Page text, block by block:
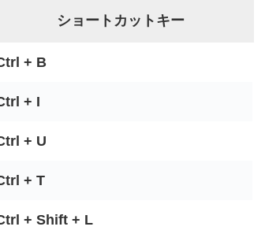
ショートカットキー
+ B
+ I
+ U
+ T
+ Shift + L